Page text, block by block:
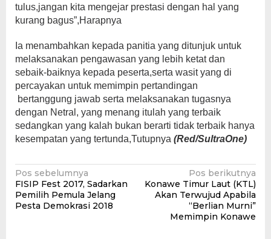
tulus,jangan kita mengejar prestasi dengan hal yang
kurang bagus”,Harapnya
Ia menambahkan kepada panitia yang ditunjuk untuk
melaksanakan pengawasan yang lebih ketat dan
sebaik-baiknya kepada peserta,serta wasit yang di
percayakan untuk memimpin pertandingan
bertanggung jawab serta melaksanakan tugasnya
dengan Netral, yang menang itulah yang terbaik
sedangkan yang kalah bukan berarti tidak terbaik hanya
kesempatan yang tertunda,Tutupnya (Red/SultraOne)
Navigasi
pos
Pos sebelumnya
FISIP Fest 2017, Sadarkan
Pemilih Pemula Jelang
Pesta Demokrasi 2018
Pos berikutnya
Konawe Timur Laut (KTL)
Akan Terwujud Apabila
“Berlian Murni”
Memimpin Konawe